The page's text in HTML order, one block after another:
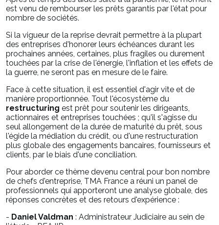
est venu de rembourser les prêts garantis par l'état pour
nombre de sociétés.
Si la vigueur de la reprise devrait permettre à la plupart
des entreprises d'honorer leurs échéances durant les
prochaines années, certaines, plus fragiles ou durement
touchées par la crise de l'énergie, l'inflation et les effets de
la guerre, ne seront pas en mesure de le faire.
Face à cette situation, il est essentiel d'agir vite et de
manière proportionnée. Tout l'écosystème du
restructuring est prêt pour soutenir les dirigeants,
actionnaires et entreprises touchées ; qu'il s'agisse du
seul allongement de la durée de maturité du prêt, sous
l'égide la médiation du crédit, ou d'une restructuration
plus globale des engagements bancaires, fournisseurs et
clients, par le biais d'une conciliation.
Pour aborder ce thème devenu central pour bon nombre
de chefs d'entreprise, TMA France a réuni un panel de
professionnels qui apporteront une analyse globale, des
réponses concrètes et des retours d'expérience :
- Daniel Valdman : Administrateur Judiciaire au sein de